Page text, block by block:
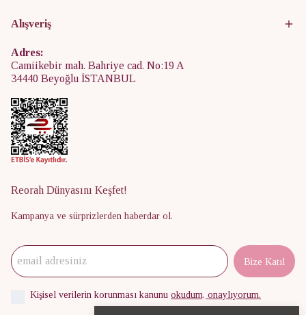
Alışveriş
Adres:
Camiikebir mah. Bahriye cad. No:19 A
34440 Beyoğlu İSTANBUL
Reorah Dünyasını Keşfet!
Kampanya ve sürprizlerden haberdar ol.
Bize Katıl
Kişisel verilerin korunması kanunu okudum, onaylıyorum.